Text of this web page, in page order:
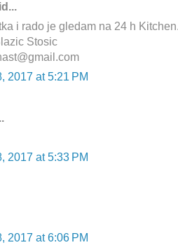
i rado je gledam na 24 h
Stosic
2017 at 5:21 PM
2017 at 5:33 PM
2017 at 6:06 PM